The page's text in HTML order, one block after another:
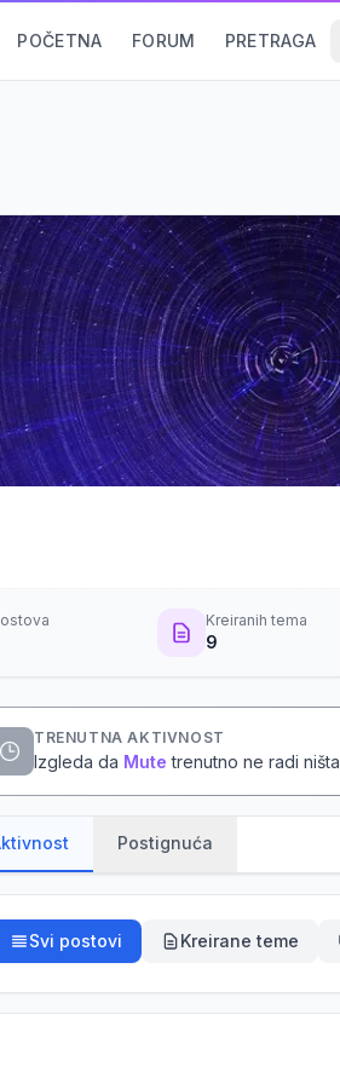
POČETNA FORUM PRETRAGA
Kreiranih tema
9
TRENUTNA AKTIVNOST
Izgleda da Mute trenutno ne radi ništa
Postignuća
Svi postovi Kreirane teme